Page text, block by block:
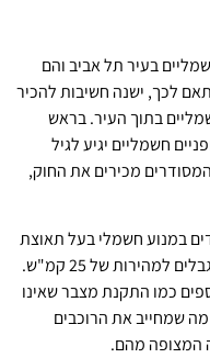
בעיר תל אביב והם
לכך, ישנה חשיבות להכיר
בתוך העיר. בראש
חשמליים יגיע לגיל
המסודרים מכירים את החוק,
במנוע חשמלי בעל תאוצת
קיבולת שאינה עולה על 250 וואט, והם מוגבלים למהירות של 25 קמ"ש.
כמו התקנת מצבר שאינו
שמחייב את הרוכבים
המצופה מהם.